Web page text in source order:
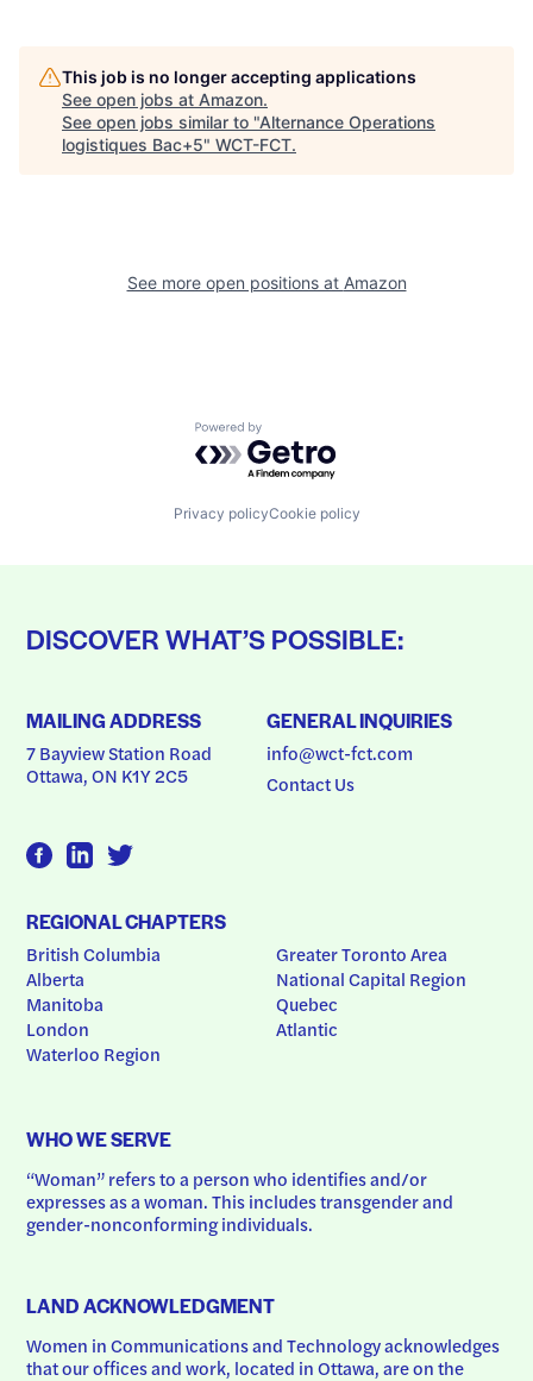
This job is no longer accepting applications
See open jobs at Amazon.
See open jobs similar to "Alternance Operations
logistiques Bac+5" WCT-FCT.
See more open positions at Amazon
Powered by Getro.com
Privacy policyCookie policy
DISCOVER WHAT’S POSSIBLE:
MAILING ADDRESS
7 Bayview Station Road
Ottawa, ON K1Y 2C5
GENERAL INQUIRIES
info@wct-fct.com
Contact Us
REGIONAL CHAPTERS
British Columbia
Alberta
Manitoba
London
Waterloo Region
Greater Toronto Area
National Capital Region
Quebec
Atlantic
WHO WE SERVE
“Woman” refers to a person who identifies and/or
expresses as a woman. This includes transgender and
gender-nonconforming individuals.
LAND ACKNOWLEDGMENT
Women in Communications and Technology acknowledges
that our offices and work, located in Ottawa, are on the